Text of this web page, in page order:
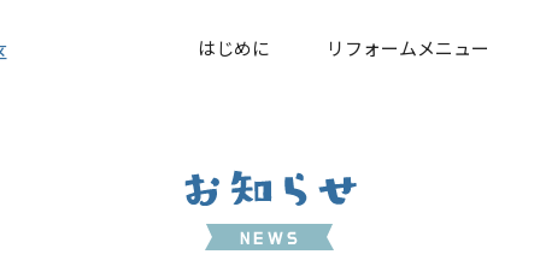
はじめに リフォームメニュー